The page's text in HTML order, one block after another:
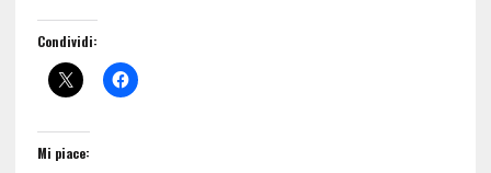
Condividi:
Mi piace: